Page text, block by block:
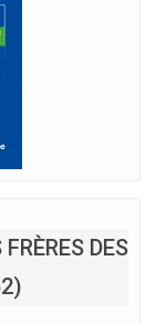
DES